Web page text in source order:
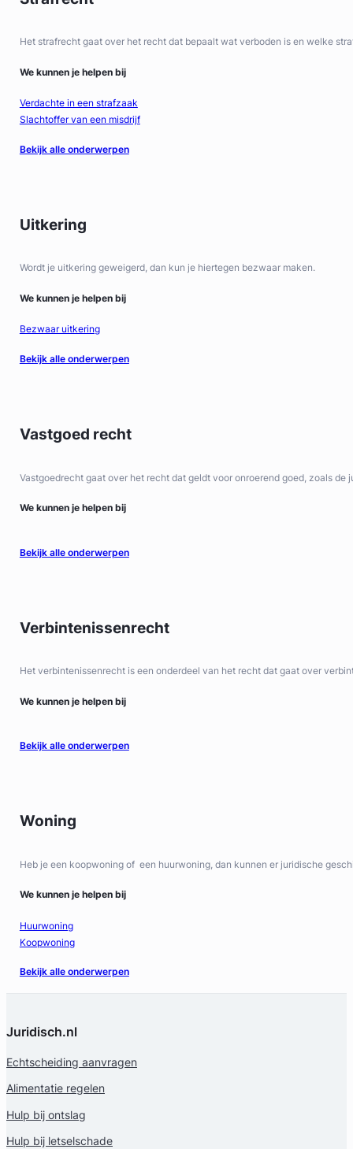
Het strafrecht gaat over het recht dat bepaalt wat verboden is en welke
We kunnen je helpen bij
Verdachte in een strafzaak
Slachtoffer van een misdrijf
Bekijk alle onderwerpen
Uitkering
Wordt je uitkering geweigerd, dan kun je hiertegen bezwaar maken.
We kunnen je helpen bij
Bezwaar uitkering
Bekijk alle onderwerpen
Vastgoed recht
Vastgoedrecht gaat over het recht dat geldt voor onroerend goed, zoals
We kunnen je helpen bij
Bekijk alle onderwerpen
Verbintenissenrecht
Het verbintenissenrecht is een onderdeel van het recht dat gaat over
We kunnen je helpen bij
Bekijk alle onderwerpen
Woning
Heb je een koopwoning of een huurwoning, dan kunnen er juridische
We kunnen je helpen bij
Huurwoning
Koopwoning
Bekijk alle onderwerpen
Juridisch.nl
Echtscheiding aanvragen
Alimentatie regelen
Hulp bij ontslag
Hulp bij letselschade